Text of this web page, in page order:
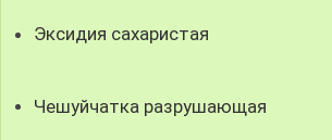
Эксидия сахаристая
Чешуйчатка разрушающая